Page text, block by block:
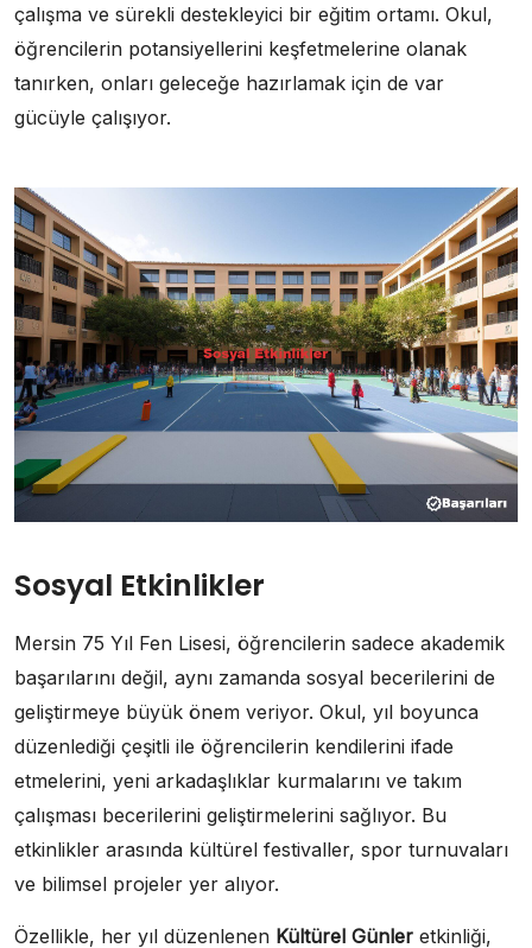
çalışma ve sürekli destekleyici bir eğitim ortamı. Okul,
öğrencilerin potansiyellerini keşfetmelerine olanak
tanırken, onları geleceğe hazırlamak için de var
gücüyle çalışıyor.
Sosyal Etkinlikler
Mersin 75 Yıl Fen Lisesi, öğrencilerin sadece akademik
başarılarını değil, aynı zamanda sosyal becerilerini de
geliştirmeye büyük önem veriyor. Okul, yıl boyunca
düzenlediği çeşitli ile öğrencilerin kendilerini ifade
etmelerini, yeni arkadaşlıklar kurmalarını ve takım
çalışması becerilerini geliştirmelerini sağlıyor. Bu
etkinlikler arasında kültürel festivaller, spor turnuvaları
ve bilimsel projeler yer alıyor.
Özellikle, her yıl düzenlenen Kültürel Günler etkinliği,